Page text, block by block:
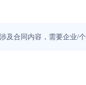
及合同内容，需要企业